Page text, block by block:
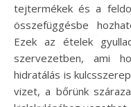
tejtermékek és a
összefüggésbe
Ezek az ételek
szervezetben, ami
hidratálás is
vizet, a bőrünk